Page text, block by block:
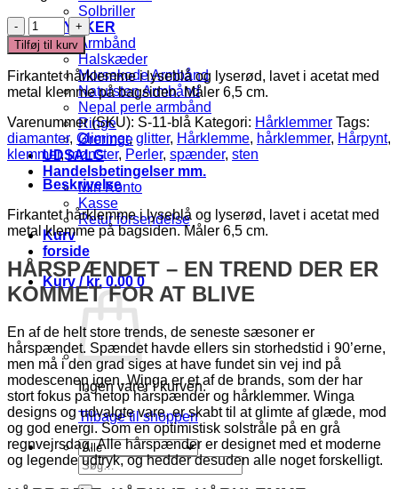
Solbriller
SMYKKER
Armbånd
Halskæder
Morsekode Armbånd
Natursten Armbånd
Nepal perle armbånd
Ringe
Øreringe
UDSALG
Handelsbetingelser mm.
Min Konto
Kasse
Retur forsendelse
Kurv
forside
Kurv / kr.0,00 0
Ingen varer i kurven.
Tilbage til shoppen
Søg
efter:
Ella
-
Firkantet
Hårklemme
antal
Tilføj til kurv
Firkantet hårklemme i lyseblå og lyserød, lavet i acetat med
metal klemme på bagsiden. Måler 6,5 cm.
Varenummer (SKU): S-11-blå Kategori: Hårklemmer Tags:
diamanter, Glimmer,glitter, Hårklemme, hårklemmer, Hårpynt,
klemmer,mønster, Perler, spænder, sten
Beskrivelse
Firkantet hårklemme i lyseblå og lyserød, lavet i acetat med
metal klemme på bagsiden. Måler 6,5 cm.
HÅRSPÆNDET – EN TREND DER ER
KOMMET FOR AT BLIVE
En af de helt store trends, de seneste sæsoner er
hårspændet. Spændet havde ellers sin storhedstid i 90’erne,
men må i den grad siges at have fundet sin vej ind på
modescenen igen. Winga er et af de brands, som der har
stort fokus på netop hårspænder og hårklemmer. Winga
designs og udvalgte vare, er skabt til at glimte af glæde, mod
og god energi. Som en optimistisk solstråle på en grå
regnvejrsdag. Alle hårspænder er designet med et moderne
og legende udtryk, og hedder desuden alle noget forskelligt.